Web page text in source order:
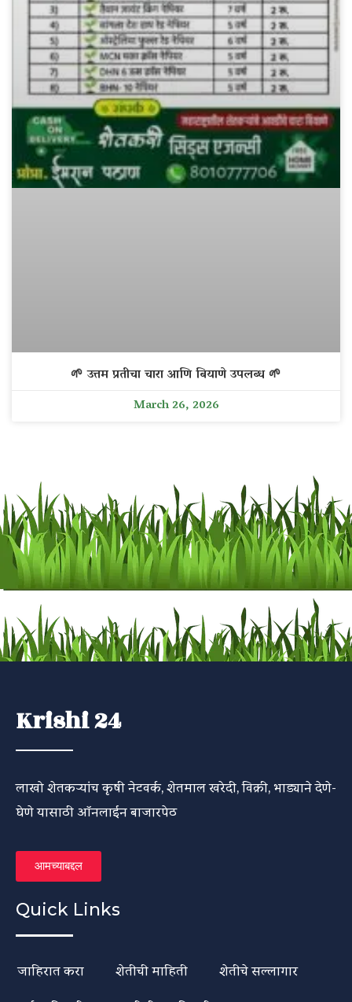
🌱 उत्तम प्रतीचा चारा आणि बियाणे उपलब्ध 🌱
March 26, 2026
Krishi 24
लाखो शेतकऱ्यांच कृषी नेटवर्क, शेतमाल खरेदी, विक्री, भाड्याने देणे-
घेणे यासाठी ऑनलाईन बाजारपेठ
आमच्याबद्दल
Quick Links
जाहिरात करा शेतीची माहिती
शेतीचे सल्लागार